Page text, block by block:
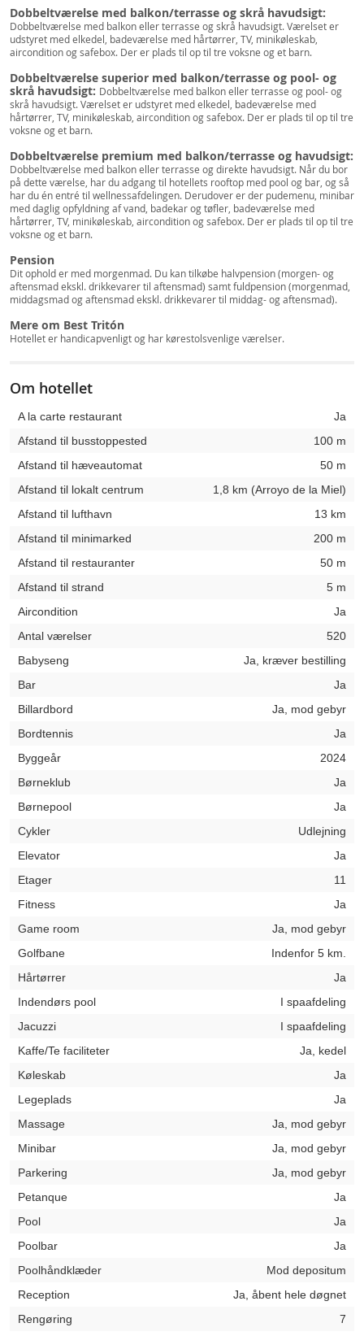
Dobbeltværelse med balkon/terrasse og skrå havudsigt:
Dobbeltværelse med balkon eller terrasse og skrå havudsigt. Værelset er
udstyret med elkedel, badeværelse med hårtørrer, TV, minikøleskab,
aircondition og safebox. Der er plads til op til tre voksne og et barn.
Dobbeltværelse superior med balkon/terrasse og pool- og
skrå havudsigt: Dobbeltværelse med balkon eller terrasse og pool- og
skrå havudsigt. Værelset er udstyret med elkedel, badeværelse med
hårtørrer, TV, minikøleskab, aircondition og safebox. Der er plads til op til tre
voksne og et barn.
Dobbeltværelse premium med balkon/terrasse og havudsigt:
Dobbeltværelse med balkon eller terrasse og direkte havudsigt. Når du bor
på dette værelse, har du adgang til hotellets rooftop med pool og bar, og så
har du én entré til wellnessafdelingen. Derudover er der pudemenu, minibar
med daglig opfyldning af vand, badekar og tøfler, badeværelse med
hårtørrer, TV, minikøleskab, aircondition og safebox. Der er plads til op til tre
voksne og et barn.
Pension
Dit ophold er med morgenmad. Du kan tilkøbe halvpension (morgen- og
aftensmad ekskl. drikkevarer til aftensmad) samt fuldpension (morgenmad,
middagsmad og aftensmad ekskl. drikkevarer til middag- og aftensmad).
Mere om Best Tritón
Hotellet er handicapvenligt og har kørestolsvenlige værelser.
Om hotellet
A la carte restaurant
Ja
Afstand til busstoppested
100 m
Afstand til hæveautomat
50 m
Afstand til lokalt centrum
1,8 km (Arroyo de la Miel)
Afstand til lufthavn
13 km
Afstand til minimarked
200 m
Afstand til restauranter
50 m
Afstand til strand
5 m
Aircondition
Ja
Antal værelser
520
Babyseng
Ja, kræver bestilling
Bar
Ja
Billardbord
Ja, mod gebyr
Bordtennis
Ja
Byggeår
2024
Børneklub
Ja
Børnepool
Ja
Cykler
Udlejning
Elevator
Ja
Etager
11
Fitness
Ja
Game room
Ja, mod gebyr
Golfbane
Indenfor 5 km.
Hårtørrer
Ja
Indendørs pool
I spaafdeling
Jacuzzi
I spaafdeling
Kaffe/Te faciliteter
Ja, kedel
Køleskab
Ja
Legeplads
Ja
Massage
Ja, mod gebyr
Minibar
Ja, mod gebyr
Parkering
Ja, mod gebyr
Petanque
Ja
Pool
Ja
Poolbar
Ja
Poolhåndklæder
Mod depositum
Reception
Ja, åbent hele døgnet
Rengøring
7